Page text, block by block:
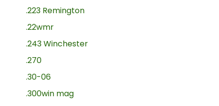
.223 Remington
.22wmr
.243 Winchester
.270
.30-06
.300win mag